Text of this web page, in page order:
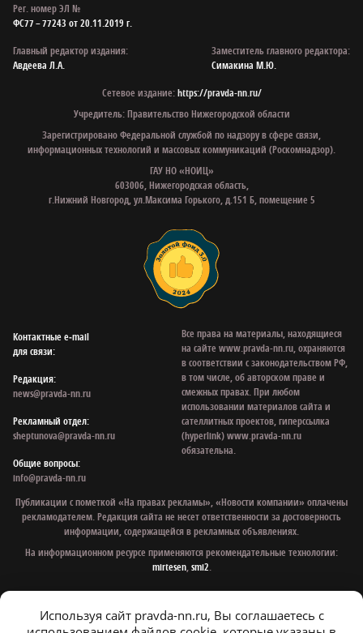
Рег. номер ЭЛ №
ФС77 – 77243 от 20.11.2019 г.
Главный редактор издания:
Авдеева Л.А.
Заместитель главного редактора:
Симакина М.Ю.
Сетевое издание:https://pravda-nn.ru/
Учредитель: Правительство Нижегородской области
Зарегистрировано Федеральной службой по надзору в сфере связи,
информационных технологий и массовых коммуникаций (Роскомнадзор).
ГАУ НО «НОИЦ»
603006, Нижегородская область,
г.Нижний Новгород, ул.Максима Горького, д.151 Б, помещение 5
Контактные e‑mail
для связи:
Редакция:
news@pravda-nn.ru
Рекламный отдел:
sheptunova@pravda-nn.ru
Общие вопросы:
info@pravda-nn.ru
Все права на материалы, находящиеся
на сайте www.pravda-nn.ru, охраняются
в соответствии с законодательством РФ,
в том числе, об авторском праве и
смежных правах. При любом
использовании материалов сайта и
сателлитных проектов, гиперссылка
(hyperlink) www.pravda-nn.ru
обязательна.
Публикации с пометкой «На правах рекламы», «Новости компании» оплачены
рекламодателем. Редакция сайта не несет ответственности за достоверность
информации, содержащейся в рекламных объявлениях.
На информационном ресурсе применяются рекомендательные технологии:
mirtesen,smi2.
© 1997 - 2026 Газета «Нижегородская правда»
Используя сайт pravda-nn.ru, Вы соглашаетесь с